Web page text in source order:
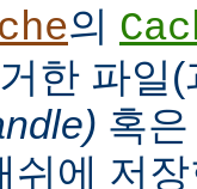
의
한 파일
혹
쉬에 저